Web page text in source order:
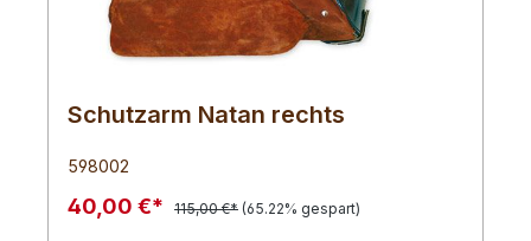
Schutzarm Natan rechts
598002
40,00 €* 115,00 €* (65.22% gespart)